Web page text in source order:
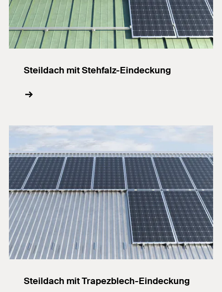
Steildach mit Stehfalz-Eindeckung
Steildach mit Trapezblech-Eindeckung